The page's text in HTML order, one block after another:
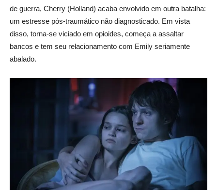
de guerra, Cherry (Holland) acaba envolvido em outra batalha:
um estresse pós-traumático não diagnosticado. Em vista
disso, torna-se viciado em opioides, começa a assaltar
bancos e tem seu relacionamento com Emily seriamente
abalado.